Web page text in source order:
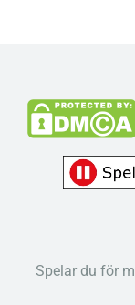
Spelar du för